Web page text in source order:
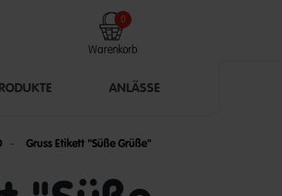
Warenkorb
0
ANLÄSSE
Gruss Etikett "Süße Grüße"